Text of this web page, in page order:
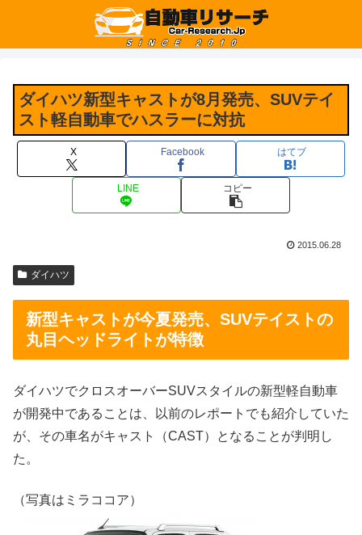
ダイハツ新型キャストが8月発売、SUVテイ
スト軽自動車でハスラーに対抗
X Facebook はてブ
LINE コピー
2015.06.28
ダイハツ
新型キャストが今夏発売、SUVテイストの
丸目ヘッドライトが特徴
ダイハツでクロスオーバーSUVスタイルの新型軽自動車
が開発中であることは、以前のレポートでも紹介していた
が、その車名がキャスト（CAST）となることが判明し
た。
（写真はミラココア）